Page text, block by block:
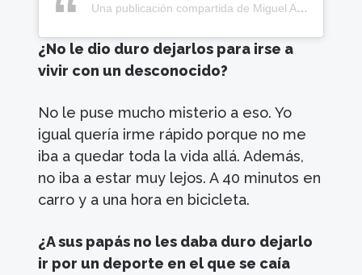
Una publicación compartida de Miguel Angel López moreno (@miguelsuperlopez)
¿No le dio duro dejarlos para irse a
vivir con un desconocido?
No le puse mucho misterio a eso. Yo
igual quería irme rápido porque no me
iba a quedar toda la vida allá. Además,
no iba a estar muy lejos. A 40 minutos en
carro y a una hora en bicicleta.
¿A sus papás no les daba duro dejarlo
ir por un deporte en el que se caía